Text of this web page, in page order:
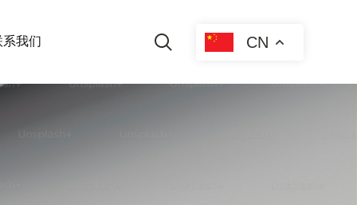
系我们 CN